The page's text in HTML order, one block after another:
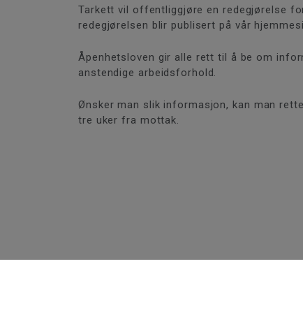
Tarkett vil offentliggjøre en redegjørelse
redegjørelsen blir publisert på vår
Åpenhetsloven gir alle rett til å be om
anstendige arbeidsforhold.
Ønsker man slik informasjon, kan man
tre uker fra mottak.